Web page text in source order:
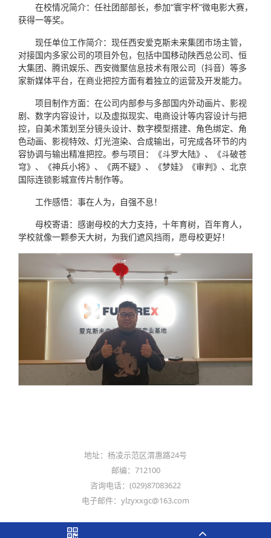
在校情况简介：任社团部部长，参加“寰宇杯”微电影大赛，
获得一等奖。
现任单位工作简介：现任西安爱克斯未来集团市场主管，
对接国内多家公司的项目外包，包括中国移动陕西总公司、恒
大集团、腾讯娱乐、西安微聚信息技术有限公司（抖音）等多
家新媒体平台，在商业把控方面有着独立的运营及开发能力。
项目制作方面：在公司内部参与多部国内外动画片、影视
剧、数字内容设计，以及虚拟现实、电商设计等内容设计与把
控，自美术策划至分镜头设计、数字模型搭建、角色绑定、角
色动画、影视特效、灯光渲染、合成输出，可完成各环节的内
容协调与输出精准把控。参与项目：《斗罗大陆》、《斗破苍
穹》、《神兵小将》、《两不疑》、《梦娃》《审判》、北京
国际连锁影城宣传片制作等。
工作感悟：事在人为，自强不息！
母校寄语：感谢母校的大力支持，十年育树，百年育人，
学校就像一颗参天大树，为我们遮风挡雨，愿母校更好！
地址：杨凌示范区渭惠路24号
邮编：712100
咨询电话：(029)87083622
电子邮件：ylzyxxgc@163.com